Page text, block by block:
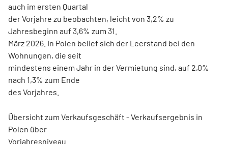
auch im ersten Quartal
der Vorjahre zu beobachten, leicht von 3,2% zu
Jahresbeginn auf 3,6% zum 31.
März 2026. In Polen belief sich der Leerstand bei den
Wohnungen, die seit
mindestens einem Jahr in der Vermietung sind, auf 2,0%
nach 1,3% zum Ende
des Vorjahres.
Übersicht zum Verkaufsgeschäft - Verkaufsergebnis in
Polen über
Vorjahresniveau